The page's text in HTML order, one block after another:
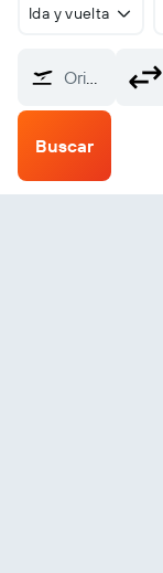
Ida y vuelta
Origen
Buscar